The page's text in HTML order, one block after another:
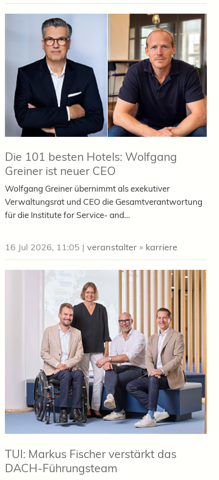
Die 101 besten Hotels: Wolfgang
Greiner ist neuer CEO
Wolfgang Greiner übernimmt als exekutiver
Verwaltungsrat und CEO die Gesamtverantwortung
für die Institute for Service- and...
16 Jul 2026, 11:05 | veranstalter » karriere
TUI: Markus Fischer verstärkt das
DACH-Führungsteam